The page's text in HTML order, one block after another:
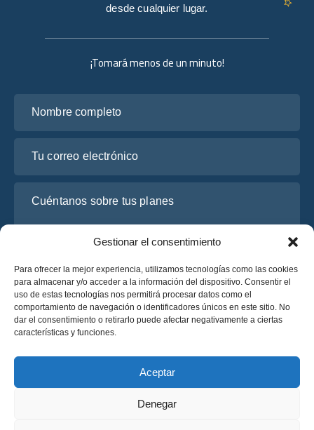
Gestionar el consentimiento
Para ofrecer la mejor experiencia, utilizamos tecnologías como las cookies
para almacenar y/o acceder a la información del dispositivo. Consentir el
uso de estas tecnologías nos permitirá procesar datos como el
comportamiento de navegación o identificadores únicos en este sitio. No
dar el consentimiento o retirarlo puede afectar negativamente a ciertas
características y funciones.
Aceptar
Denegar
¡Tomará menos de un minuto!
He leído y acepto la
Solicite un presupuesto
Solicite un presupuesto
desde cualquier lugar.